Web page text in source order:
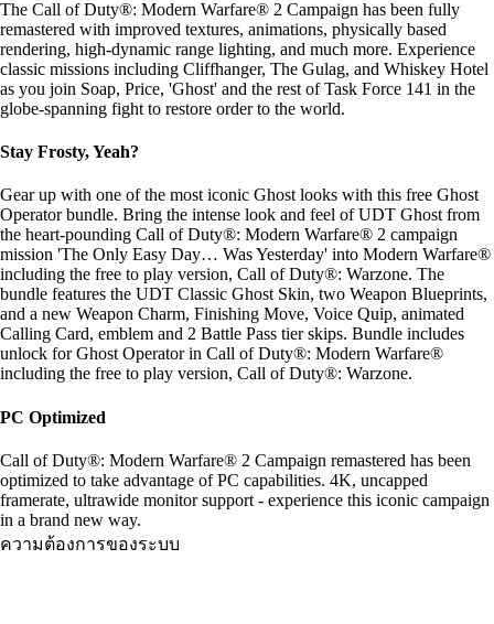
The Call of Duty®: Modern Warfare® 2 Campaign has been fully
remastered with improved textures, animations, physically based
rendering, high-dynamic range lighting, and much more. Experience
classic missions including Cliffhanger, The Gulag, and Whiskey Hotel
as you join Soap, Price, 'Ghost' and the rest of Task Force 141 in the
globe-spanning fight to restore order to the world.
Stay Frosty, Yeah?
Gear up with one of the most iconic Ghost looks with this free Ghost
Operator bundle. Bring the intense look and feel of UDT Ghost from
the heart-pounding Call of Duty®: Modern Warfare® 2 campaign
mission 'The Only Easy Day… Was Yesterday' into Modern Warfare®
including the free to play version, Call of Duty®: Warzone. The
bundle features the UDT Classic Ghost Skin, two Weapon Blueprints,
and a new Weapon Charm, Finishing Move, Voice Quip, animated
Calling Card, emblem and 2 Battle Pass tier skips. Bundle includes
unlock for Ghost Operator in Call of Duty®: Modern Warfare®
including the free to play version, Call of Duty®: Warzone.
PC Optimized
Call of Duty®: Modern Warfare® 2 Campaign remastered has been
optimized to take advantage of PC capabilities. 4K, uncapped
framerate, ultrawide monitor support - experience this iconic campaign
in a brand new way.
ความต้องการของระบบ